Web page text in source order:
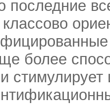
последние
более